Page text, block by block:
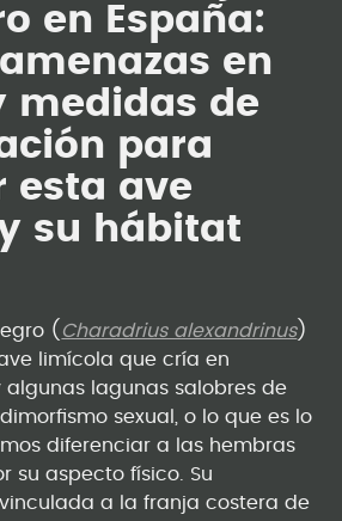
en España:
en
medidas de
para
esta ave
su hábitat
( Charadrius alexandrinus)
limícola que cría en
algunas lagunas salobres de
sexual, o lo que es lo
diferenciar a las hembras
su aspecto físico. Su
a la franja costera de